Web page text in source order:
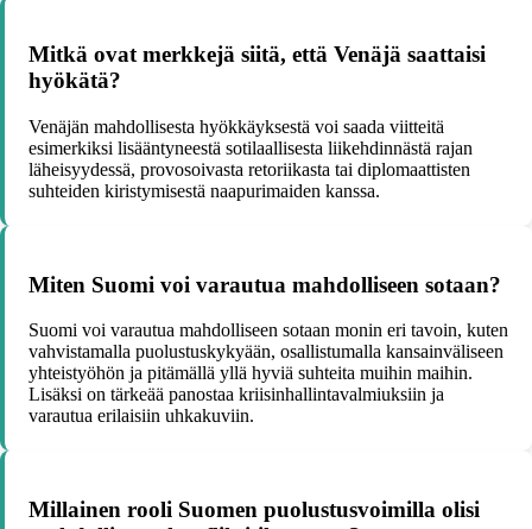
Mitkä ovat merkkejä siitä, että Venäjä saattaisi
hyökätä?
Venäjän mahdollisesta hyökkäyksestä voi saada viitteitä
esimerkiksi lisääntyneestä sotilaallisesta liikehdinnästä rajan
läheisyydessä, provosoivasta retoriikasta tai diplomaattisten
suhteiden kiristymisestä naapurimaiden kanssa.
Miten Suomi voi varautua mahdolliseen sotaan?
Suomi voi varautua mahdolliseen sotaan monin eri tavoin, kuten
vahvistamalla puolustuskykyään, osallistumalla kansainväliseen
yhteistyöhön ja pitämällä yllä hyviä suhteita muihin maihin.
Lisäksi on tärkeää panostaa kriisinhallintavalmiuksiin ja
varautua erilaisiin uhkakuviin.
Millainen rooli Suomen puolustusvoimilla olisi